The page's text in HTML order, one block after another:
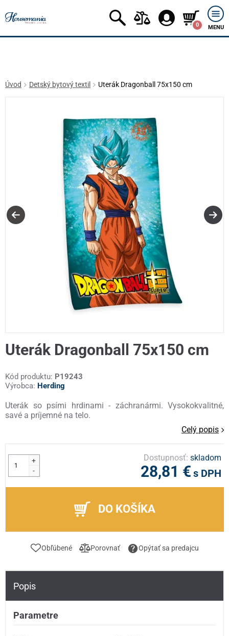
0 MENU
Úvod Detský bytový textil Uterák Dragonball 75x150 cm
Uterák Dragonball 75x150 cm
Kód produktu: P19243
Výrobca: Herding
Uterák so psími hrdinami - záchranármi. Vysokokvalitné,
savé a príjemné na telo.
Celý popis
+
-
Dostupnosť:skladom
28,81 € s DPH
DO KOŠÍKA
Obľúbené Porovnať Opýtať sa predajcu
Popis
Parametre